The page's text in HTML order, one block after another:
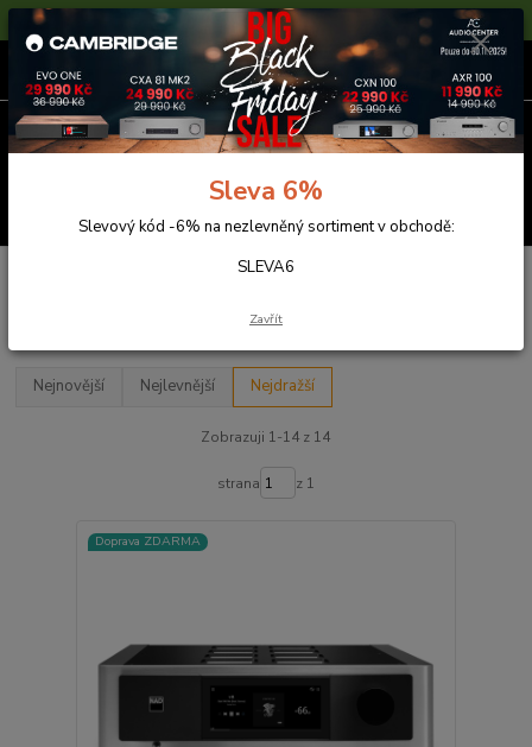
Sleva 6% na nezlevněné zboží s kódem SLEVA6
Menu
0ks
0,00 Kč
Nejnovější Nejlevnější Nejdražší
Zobrazuji 1-14 z 14
strana z 1
Doprava ZDARMA
Sleva 6%
Slevový kód -6% na nezlevněný sortiment v obchodě:
SLEVA6
Zavřít